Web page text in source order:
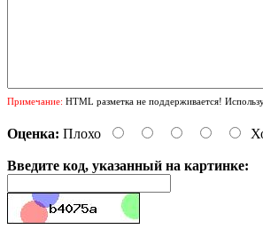
Примечание: HTML разметка не поддерживается!
Оценка: Плохо
Введите код, указанный на картинке: